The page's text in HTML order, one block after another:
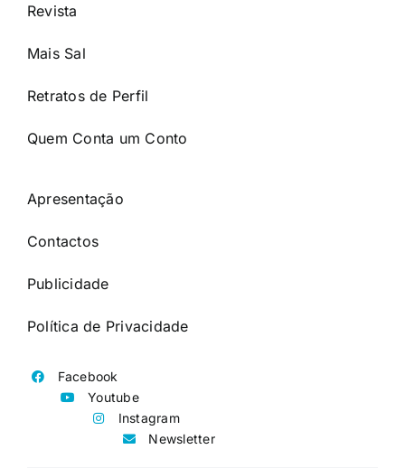
Revista
Mais Sal
Retratos de Perfil
Quem Conta um Conto
Apresentação
Contactos
Publicidade
Política de Privacidade
Facebook
Youtube
Instagram
Newsletter